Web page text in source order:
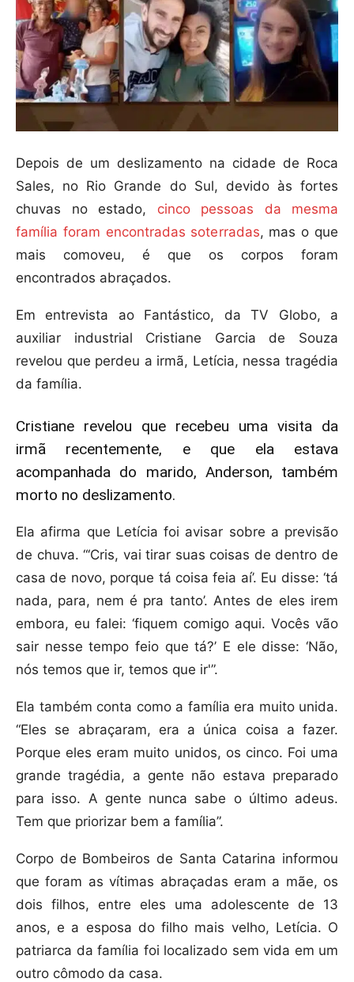
Depois de um deslizamento na cidade de Roca
Sales, no Rio Grande do Sul, devido às fortes
chuvas no estado, cinco pessoas da mesma
família foram encontradas soterradas, mas o que
mais comoveu, é que os corpos foram
encontrados abraçados.
Em entrevista ao Fantástico, da TV Globo, a
auxiliar industrial Cristiane Garcia de Souza
revelou que perdeu a irmã, Letícia, nessa tragédia
da família.
Cristiane revelou que recebeu uma visita da
irmã recentemente, e que ela estava
acompanhada do marido, Anderson, também
morto no deslizamento.
Ela afirma que Letícia foi avisar sobre a previsão
de chuva. “‘Cris, vai tirar suas coisas de dentro de
casa de novo, porque tá coisa feia aí’. Eu disse: ‘tá
nada, para, nem é pra tanto’. Antes de eles irem
embora, eu falei: ‘fiquem comigo aqui. Vocês vão
sair nesse tempo feio que tá?’ E ele disse: ‘Não,
nós temos que ir, temos que ir'”.
Ela também conta como a família era muito unida.
“Eles se abraçaram, era a única coisa a fazer.
Porque eles eram muito unidos, os cinco. Foi uma
grande tragédia, a gente não estava preparado
para isso. A gente nunca sabe o último adeus.
Tem que priorizar bem a família”.
Corpo de Bombeiros de Santa Catarina informou
que foram as vítimas abraçadas eram a mãe, os
dois filhos, entre eles uma adolescente de 13
anos, e a esposa do filho mais velho, Letícia. O
patriarca da família foi localizado sem vida em um
outro cômodo da casa.